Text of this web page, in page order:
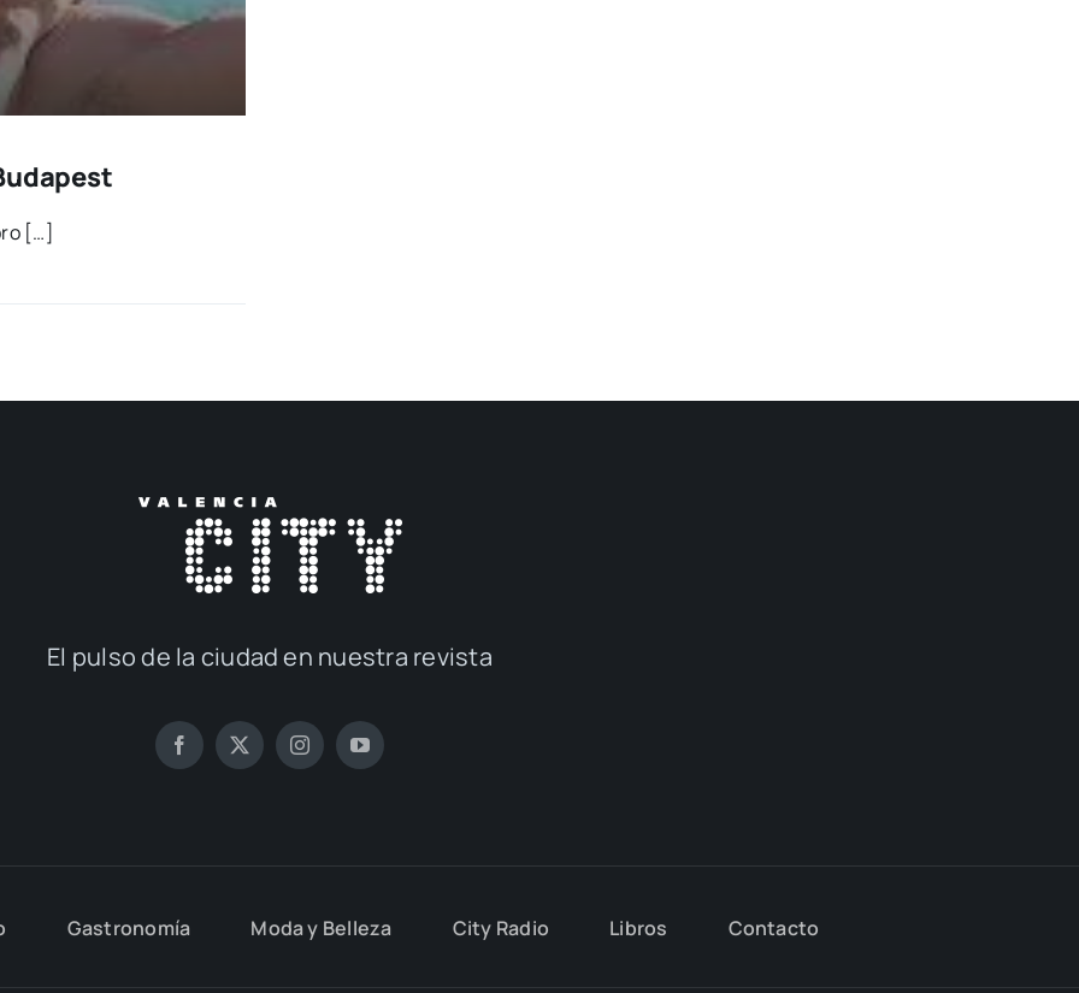
[…]
El pul­so de la ciu­dad en nues­tra revis­ta
Gas­tro­no­mía Moda y Belle­za City Radio Libros Con­tac­to